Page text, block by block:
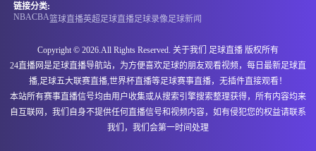
-
情报
哥伦乙 08-09 03:00 直播中
0 - 0
链接分类:
NBACBA篮球直播英超 足球直播足球录像 足球新闻
Copyright © 2026.All Rights Reserved. 关于我们 足球直播 版权所有
24直播网是足球直播导航站，为方便喜欢足球的朋友观看视频，每日最新足球直
播,足球五大联赛直播,世界杯直播等足球赛事直播，无插件直接观看！
本站所有赛事直播信号均由用户收集或从搜索引擎搜索整理获得，所有内容均来
自互联网，我们自身不提供任何直播信号和视频内容，如有侵犯您的权益请联系
我们，我们会第一时间处理